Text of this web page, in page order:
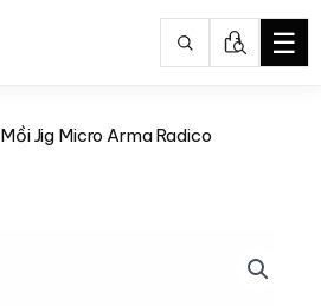
☰
Mồi Jig Micro Arma Radico